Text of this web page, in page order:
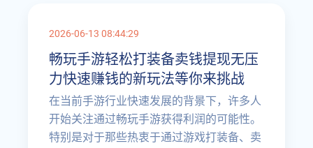
2026-06-13 08:44:29
畅玩手游轻松打装备卖钱提现无压
力快速赚钱的新玩法等你来挑战
在当前手游行业快速发展的背景下，许多人
开始关注通过畅玩手游获得利润的可能性。
特别是对于那些热衷于通过游戏打装备、卖